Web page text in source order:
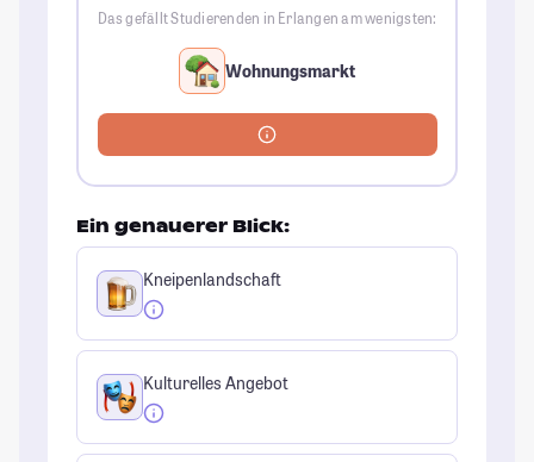
Das gefällt Studierenden in Erlangen am wenigsten:
Wohnungsmarkt
Ein genauerer Blick:
Kneipenlandschaft
Kulturelles Angebot